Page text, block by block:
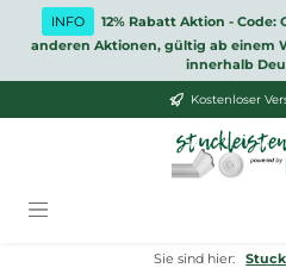
Zum Hauptinhalt springen
INFO
12% Rabatt Aktion -
anderen Aktionen, gültig ab einem
innerhalb
Kostenloser
Sie sind hier: